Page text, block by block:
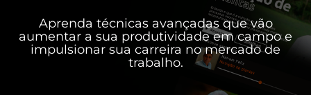
Aprenda técnicas avançadas que vão
aumentar a sua produtividade em campo e
impulsionar sua carreira no mercado de
trabalho.